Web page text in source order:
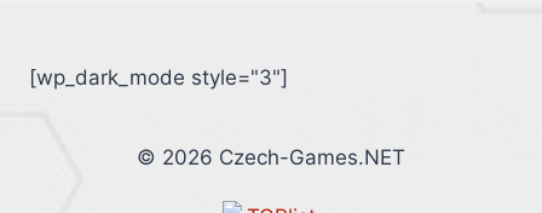
[wp_dark_mode style="3"]
© 2026 Czech-Games.NET